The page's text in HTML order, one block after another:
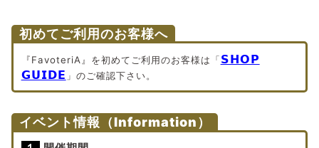
初めてご利用のお客様へ
『FavoteriA』を初めてご利用のお客様は「𝗦𝗛𝗢𝗣
𝗚𝗨𝗜𝗗𝗘 」のご確認下さい。
イベント情報（Information）